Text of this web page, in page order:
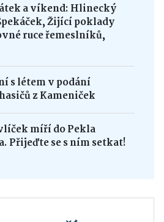
a víkend: Hlinecký
Žijící poklady
ruce řemeslníků,
s létem v podání
z Kameniček
míří do Pekla
Přijeďte se s ním setkat!